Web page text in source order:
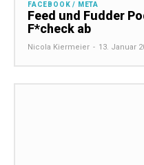
FACEBOOK / META
Feed und Fudder
F*check ab
Nicola Kiermeier - 13. Januar